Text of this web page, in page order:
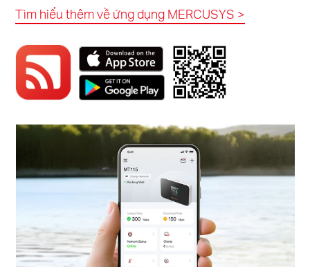
Tìm hiểu thêm về ứng dụng MERCUSYS >